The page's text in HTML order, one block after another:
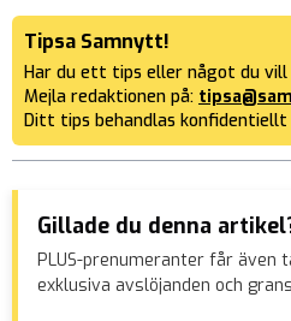
Tipsa Samnytt!
Har du ett tips eller något du
Mejla redaktionen på:
Ditt tips behandlas konfidentiellt
Gillade du denna
PLUS-prenumeranter får även
exklusiva avslöjanden och